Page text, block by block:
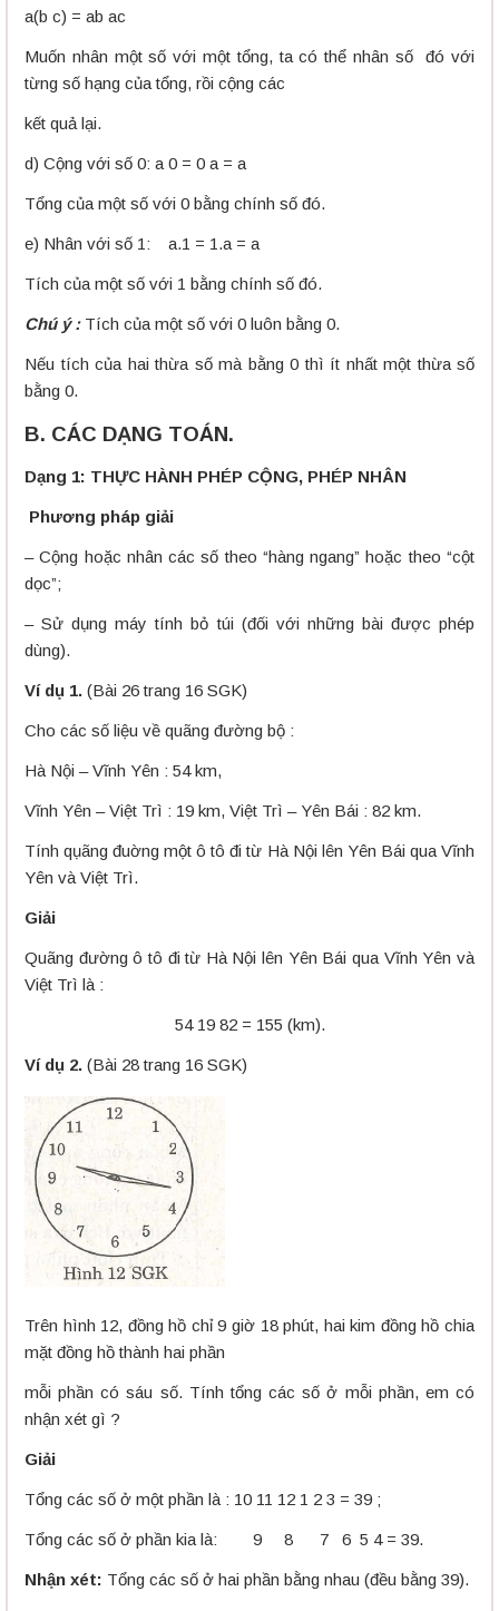
a(b c) = ab ac
Muốn nhân một số với một tổng, ta có thể nhân số đó với
từng số hạng của tổng, rồi cộng các
kết quả lại.
d) Cộng với số 0: a 0 = 0 a = a
Tổng của một số với 0 bằng chính số đó.
e) Nhân với số 1: a.1 = 1.a = a
Tích của một số với 1 bằng chính số đó.
Chú ý :Tích của một số với 0 luôn bằng 0.
Nếu tích của hai thừa số mà bằng 0 thì ít nhất một thừa số
bằng 0.
B. CÁC DẠNG TOÁN.
Dạng 1: THỰC HÀNH PHÉP CỘNG, PHÉP NHÂN
Phương pháp giải
– Cộng hoặc nhân các số theo “hàng ngang” hoặc theo “cột
dọc”;
– Sử dụng máy tính bỏ túi (đối với những bài được phép
dùng).
Ví dụ 1. (Bài 26 trang 16 SGK)
Cho các số liệu về quãng đường bộ :
Hà Nội – Vĩnh Yên : 54 km,
Vĩnh Yên – Việt Trì : 19 km, Việt Trì – Yên Bái : 82 km.
Tính qụãng đuờng một ô tô đi từ Hà Nội lên Yên Bái qua Vĩnh
Yên và Việt Trì.
Giải
Quãng đường ô tô đi từ Hà Nội lên Yên Bái qua Vĩnh Yên và
Việt Trì là :
54 19 82 = 155 (km).
Ví dụ 2. (Bài 28 trang 16 SGK)
Trên hình 12, đồng hồ chỉ 9 giờ 18 phút, hai kim đồng hồ chia
mặt đồng hồ thành hai phần
mỗi phần có sáu số. Tính tổng các số ở mỗi phần, em có
nhận xét gì ?
Giải
Tổng các số ở một phần là : 10 11 12 1 2 3 = 39 ;
Tổng các số ở phần kia là: 9 8 7 6 5 4 = 39.
Nhận xét: Tổng các số ở hai phần bằng nhau (đều bằng 39).